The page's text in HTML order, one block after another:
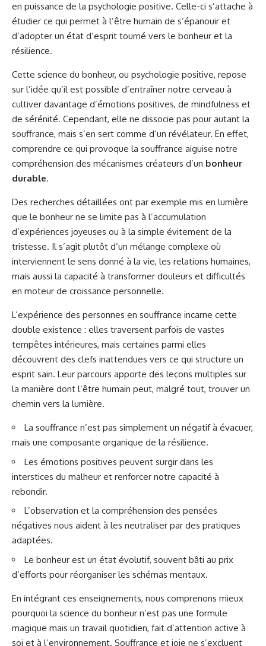
en puissance de la psychologie positive. Celle-ci s’attache à
étudier ce qui permet à l’être humain de s’épanouir et
d’adopter un état d’esprit tourné vers le bonheur et la
résilience.
Cette science du bonheur, ou psychologie positive, repose
sur l’idée qu’il est possible d’entraîner notre cerveau à
cultiver davantage d’émotions positives, de mindfulness et
de sérénité. Cependant, elle ne dissocie pas pour autant la
souffrance, mais s’en sert comme d’un révélateur. En effet,
comprendre ce qui provoque la souffrance aiguise notre
compréhension des mécanismes créateurs d’un bonheur
durable.
Des recherches détaillées ont par exemple mis en lumière
que le bonheur ne se limite pas à l’accumulation
d’expériences joyeuses ou à la simple évitement de la
tristesse. Il s’agit plutôt d’un mélange complexe où
interviennent le sens donné à la vie, les relations humaines,
mais aussi la capacité à transformer douleurs et difficultés
en moteur de croissance personnelle.
L’expérience des personnes en souffrance incarne cette
double exis­tence : elles traversent parfois de vastes
tempêtes intérieures, mais certaines parmi elles
découvrent des clefs inattendues vers ce qui structure un
esprit sain. Leur parcours apporte des leçons multiples sur
la manière dont l’être humain peut, malgré tout, trouver un
chemin vers la lumière.
La souffrance n’est pas simplement un négatif à évacuer,
mais une composante organique de la résilience.
Les émotions positives peuvent surgir dans les
interstices du malheur et renforcer notre capacité à
rebondir.
L’observation et la compréhension des pensées
négatives nous aident à les neutraliser par des pratiques
adaptées.
Le bonheur est un état évolutif, souvent bâti au prix
d’efforts pour réorganiser les schémas mentaux.
En intégrant ces enseignements, nous comprenons mieux
pourquoi la science du bonheur n’est pas une formule
magique mais un travail quotidien, fait d’attention active à
soi et à l’environnement. Souffrance et joie ne s’excluent